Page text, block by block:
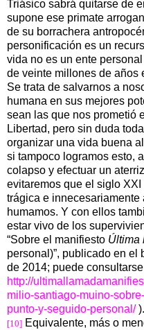
Triásico sabrá quitarse de
supone ese primate
de su borrachera
personificación es un
vida no es un ente
de veinte millones de años
Se trata de salvarnos a
humana en sus mejores
sean las que nos prometió
Libertad, pero sin duda
organizar una vida buena
si tampoco logramos esto,
colapso y efectuar un
evitaremos que el siglo
trágica e
humamos. Y con ellos
estar vivo de los
“Sobre el manifiesto Última
personal)”, publicado en
de 2014; puede
http://
milio-santiago-muino-
punto-y-seguido-personal/).
[10] Equivalente, más o